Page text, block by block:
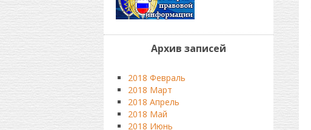
Архив записей
2018 Февраль
2018 Март
2018 Апрель
2018 Май
2018 Июнь